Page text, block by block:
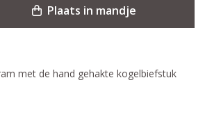
met de hand gehakte kogelbiefstuk
Plaats in mandje